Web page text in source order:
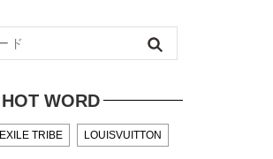
HOT WORD
EXILE TRIBE LOUISVUITTON